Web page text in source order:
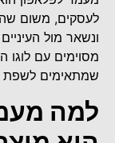
לעסקים, משום
ונשאר מול
מסוימים עם לוגו
שמתאימים לשפת
למה